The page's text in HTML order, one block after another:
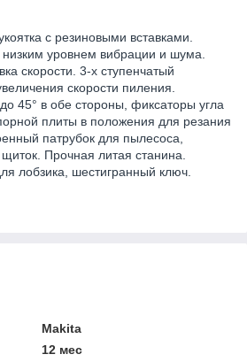
с резиновыми вставками.
уровнем вибрации и шума.
скорости. 3-х ступенчатый
скорости пиления.
45° в обе стороны, фиксаторы угла
плиты в положения для резания
патрубок для пылесоса,
Прочная литая станина.
лобзика, шестигранный ключ.
Makita
12 мес